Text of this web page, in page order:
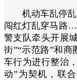
机动车乱停乱
闯红灯乱穿马路
警支队牵头开展
街”“示范路”和
车行为进行整治
动”为契机，联